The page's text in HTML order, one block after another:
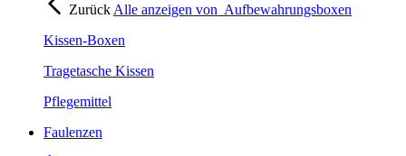
Zurück Alle anzeigen von Aufbewahrungsboxen
Kissen-Boxen
Tragetasche Kissen
Pflegemittel
Faulenzen